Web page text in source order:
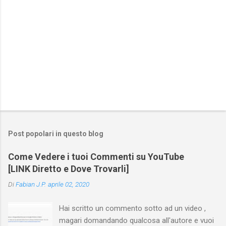
Post popolari in questo blog
Come Vedere i tuoi Commenti su YouTube
[LINK Diretto e Dove Trovarli]
DiFabian J.P. aprile 02, 2020
Hai scritto un commento sotto ad un video ,
magari domandando qualcosa all'autore e vuoi